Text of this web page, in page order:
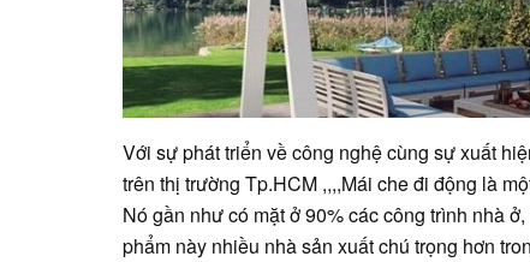
Với sự phát triển về công nghệ cùng sự xuất
trên thị trường Tp.HCM ,,,,Mái che đi động là
Nó gần như có mặt ở 90% các công trình nhà
phẩm này nhiều nhà sản xuất chú trọng hơn